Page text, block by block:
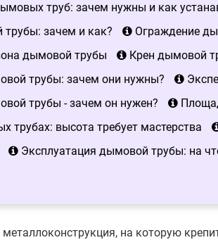
труб: зачем нужны и как
зачем и как?
Ограждение
дымовой трубы
Крен дымовой
трубы: зачем они нужны?
трубы - зачем он нужен?
трубах: высота требует мастерства
Эксплуатация дымовой трубы: на
металлоконструкция, на которую